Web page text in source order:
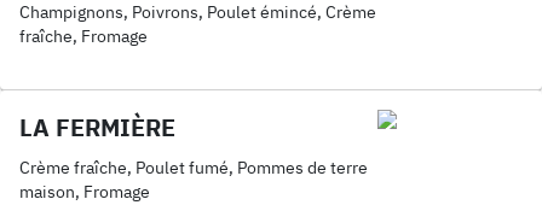
Champignons, Poivrons, Poulet émincé, Crème
fraîche, Fromage
LA FERMIÈRE
Crème fraîche, Poulet fumé, Pommes de terre
maison, Fromage